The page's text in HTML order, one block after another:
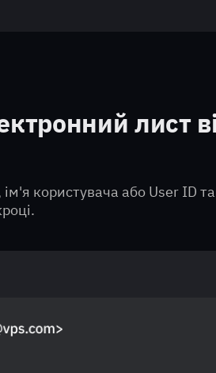
лист
користувача або User ID